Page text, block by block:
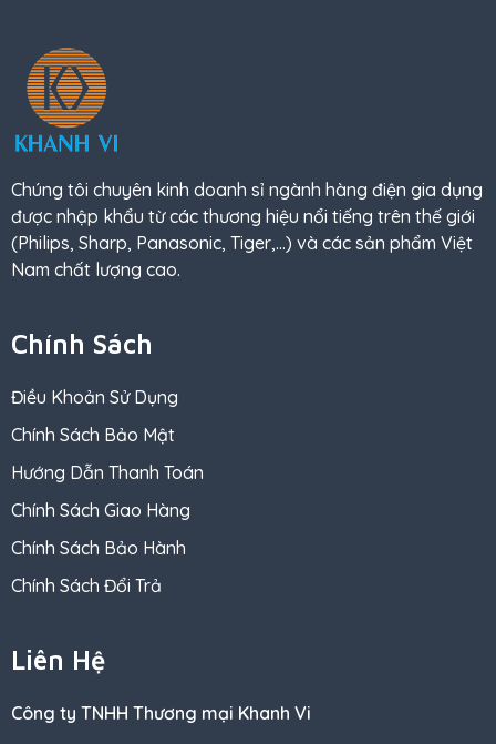
Chúng tôi chuyên kinh doanh sỉ ngành hàng điện gia dụng
được nhập khẩu từ các thương hiệu nổi tiếng trên thế giới
(Philips, Sharp, Panasonic, Tiger,…) và các sản phẩm Việt
Nam chất lượng cao.
Chính Sách
Điều Khoản Sử Dụng
Chính Sách Bảo Mật
Hướng Dẫn Thanh Toán
Chính Sách Giao Hàng
Chính Sách Bảo Hành
Chính Sách Đổi Trả
Liên Hệ
Công ty TNHH Thương mại Khanh Vi